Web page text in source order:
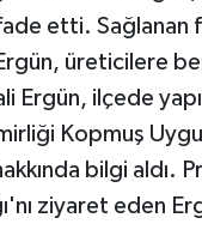
etti. Sağlanan
üreticilere
Ergün, ilçede
Kopmuş
bilgi
ziyaret eden